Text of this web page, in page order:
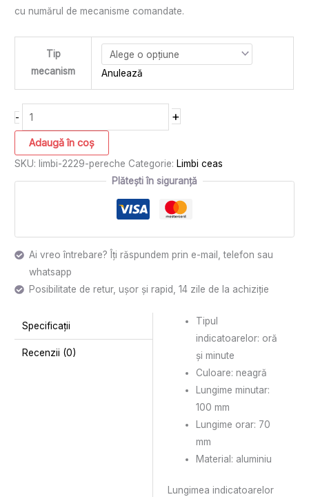
cu numărul de mecanisme comandate.
Tip
mecanism
Anulează
- +
Adaugă în coș
SKU: limbi-2229-pereche Categorie: Limbi ceas
Plătești în siguranță
Ai vreo întrebare? Îți răspundem prin e-mail, telefon sau
whatsapp
Posibilitate de retur, ușor și rapid, 14 zile de la achiziție
Specificații
Recenzii (0)
Tipul
indicatoarelor: oră
și minute
Culoare: neagră
Lungime minutar:
100 mm
Lungime orar: 70
mm
Material: aluminiu
Lungimea indicatoarelor